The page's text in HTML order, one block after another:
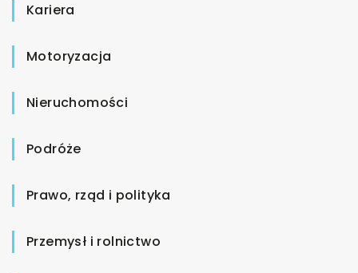
Kariera
Motoryzacja
Nieruchomości
Podróże
Prawo, rząd i polityka
Przemysł i rolnictwo